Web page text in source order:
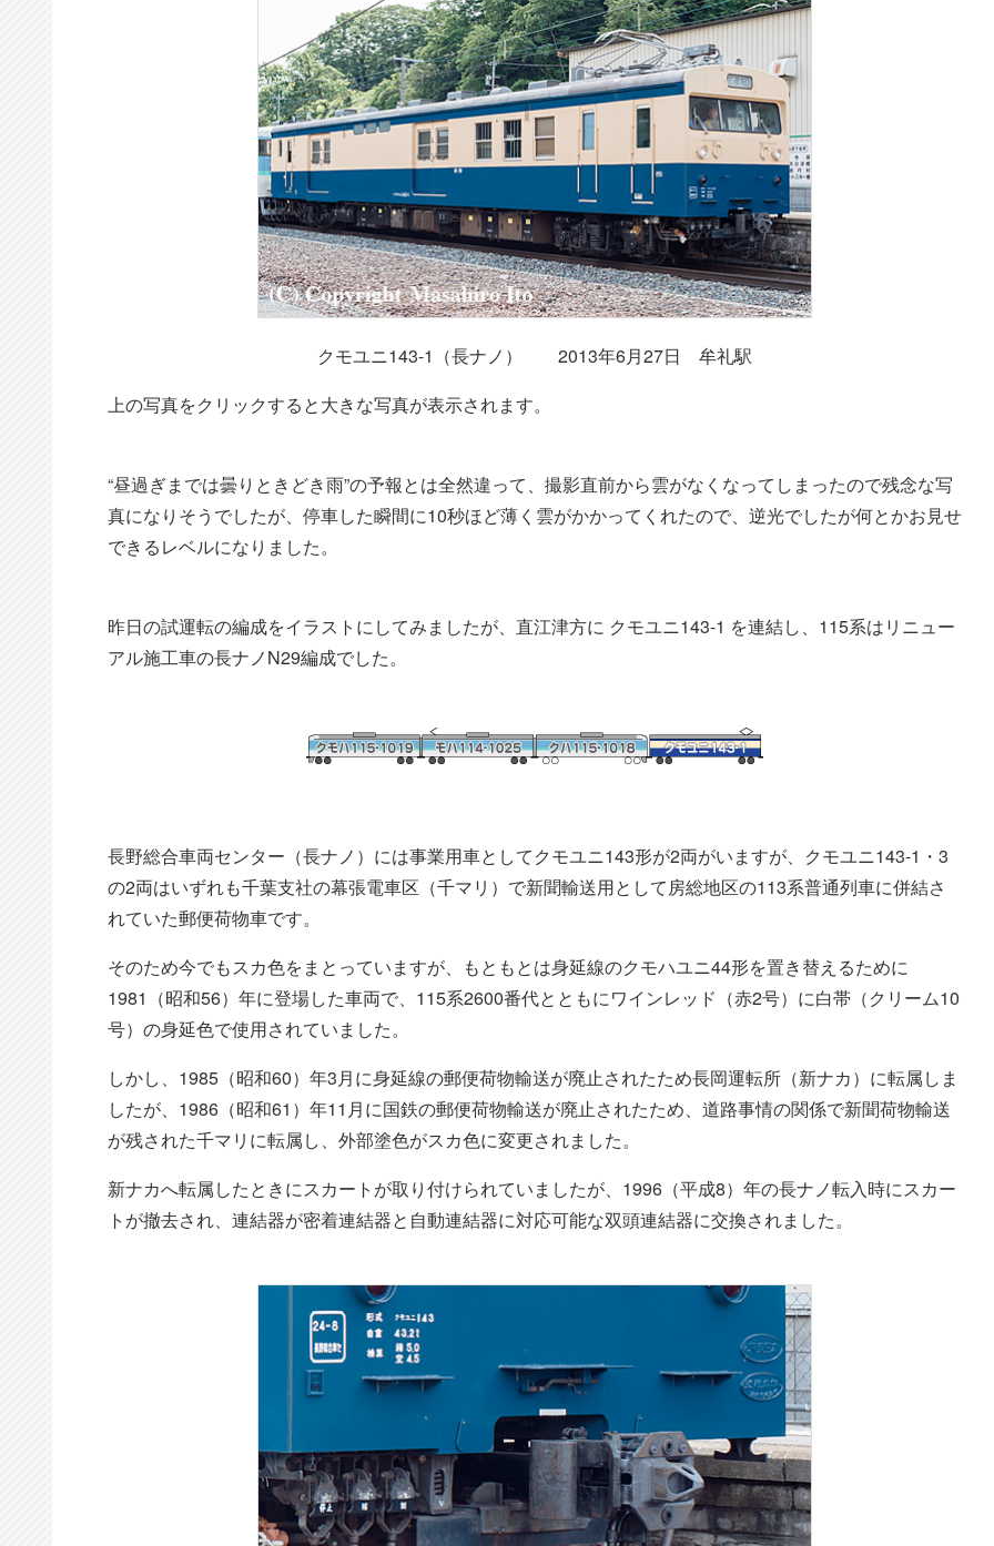
クモユニ143-1（長ナノ） 2013年6月27日 牟礼駅
上の写真をクリックすると大きな写真が表示されます。
“昼過ぎまでは曇りときどき雨”の予報とは全然違って、撮影直前から雲がなくなってしまったので残念な写
真になりそうでしたが、停車した瞬間に10秒ほど薄く雲がかかってくれたので、逆光でしたが何とかお見せ
できるレベルになりました。
昨日の試運転の編成をイラストにしてみましたが、直江津方に クモユニ143-1 を連結し、115系はリニュー
アル施工車の長ナノN29編成でした。
長野総合車両センター（長ナノ）には事業用車としてクモユニ143形が2両がいますが、クモユニ143-1・3
の2両はいずれも千葉支社の幕張電車区（千マリ）で新聞輸送用として房総地区の113系普通列車に併結さ
れていた郵便荷物車です。
そのため今でもスカ色をまとっていますが、もともとは身延線のクモハユニ44形を置き替えるために
1981（昭和56）年に登場した車両で、115系2600番代とともにワインレッド（赤2号）に白帯（クリーム10
号）の身延色で使用されていました。
しかし、1985（昭和60）年3月に身延線の郵便荷物輸送が廃止されたため長岡運転所（新ナカ）に転属しま
したが、1986（昭和61）年11月に国鉄の郵便荷物輸送が廃止されたため、道路事情の関係で新聞荷物輸送
が残された千マリに転属し、外部塗色がスカ色に変更されました。
新ナカへ転属したときにスカートが取り付けられていましたが、1996（平成8）年の長ナノ転入時にスカー
トが撤去され、連結器が密着連結器と自動連結器に対応可能な双頭連結器に交換されました。